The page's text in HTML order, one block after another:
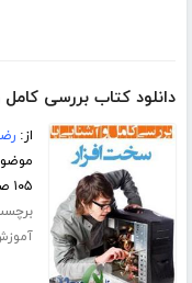
دانلود کتاب بررسی
از:
۱۰۵ صفحه